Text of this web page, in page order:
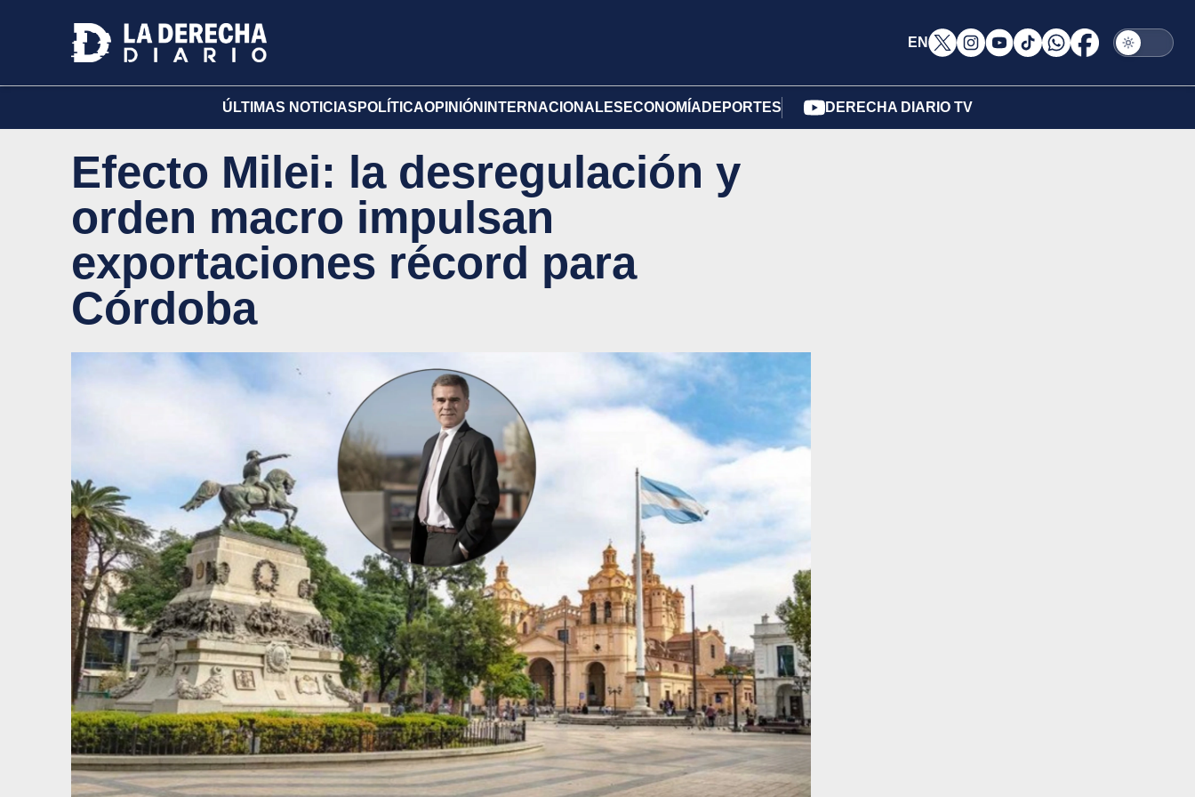
EN
ÚLTIMAS NOTICIAS POLÍTICAOPINIÓN INTERNACIONALES ECONOMÍA DEPORTES DERECHA DIARIO TV
Efecto Milei: la desregulación y
orden macro impulsan
exportaciones récord para
Córdoba